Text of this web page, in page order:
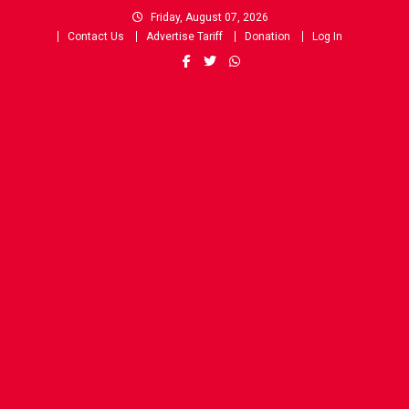
Friday, August 07, 2026
Contact Us
Advertise Tariff Donation Log In